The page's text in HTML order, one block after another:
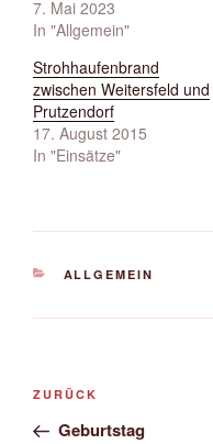
7. Mai 2023
In "Allgemein"
Strohhaufenbrand
zwischen Weitersfeld und
Prutzendorf
17. August 2015
In "Einsätze"
KATEGORIEN
ALLGEMEIN
Beitrags-
Vorheriger
Beitrag
ZURÜCK
Geburtstag